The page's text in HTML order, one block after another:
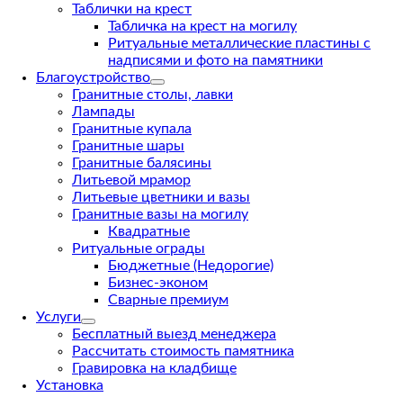
Таблички на крест
Табличка на крест на могилу
Ритуальные металлические пластины с
надписями и фото на памятники
Благоустройство
Гранитные столы, лавки
Лампады
Гранитные купала
Гранитные шары
Гранитные балясины
Литьевой мрамор
Литьевые цветники и вазы
Гранитные вазы на могилу
Квадратные
Ритуальные ограды
Бюджетные (Недорогие)
Бизнес-эконом
Сварные премиум
Услуги
Бесплатный выезд менеджера
Рассчитать стоимость памятника
Гравировка на кладбище
Установка